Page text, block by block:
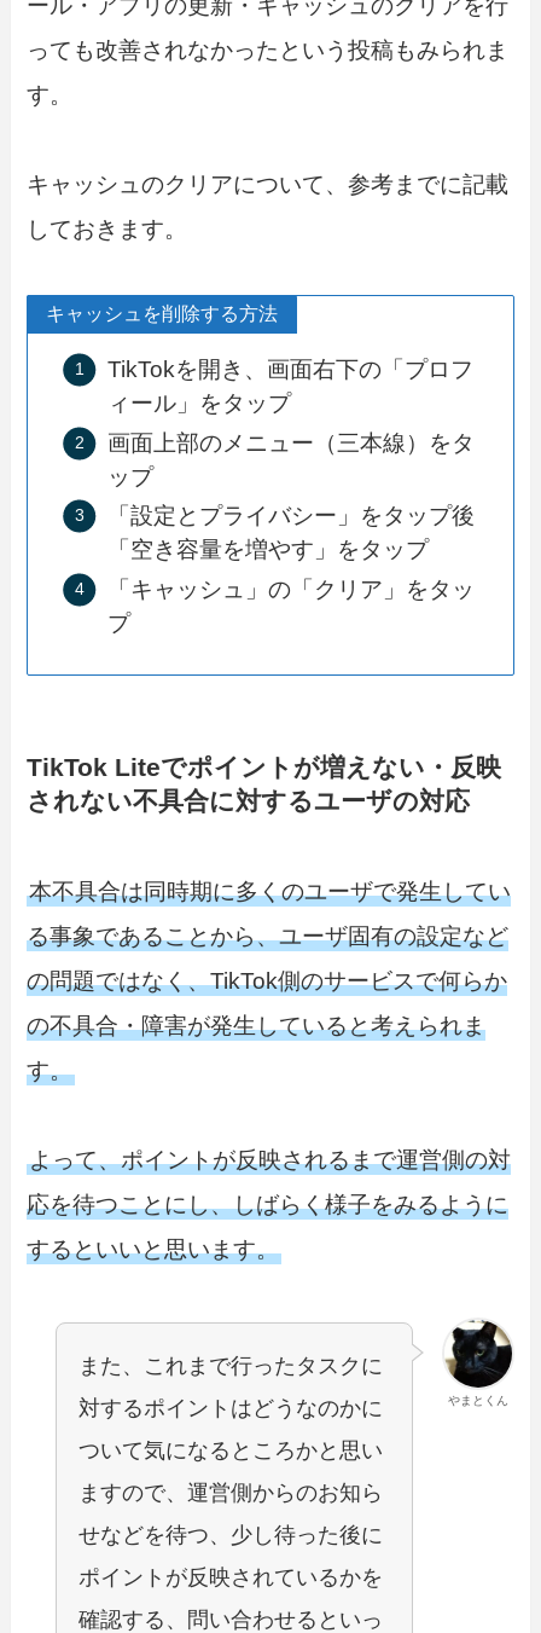
っても改善されなかったという投稿もみられま
す。
キャッシュのクリアについて、参考までに記載
しておきます。
キャッシュを削除する方法
TikTokを開き、画面右下の「プロフ
ィール」をタップ
画面上部のメニュー（三本線）をタ
ップ
「設定とプライバシー」をタップ後
「空き容量を増やす」をタップ
「キャッシュ」の「クリア」をタッ
プ
TikTok Liteでポイントが増えない・反映
されない不具合に対するユーザの対応
本不具合は同時期に多くのユーザで発生してい
る事象であることから、ユーザ固有の設定など
の問題ではなく、TikTok側のサービスで何らか
の不具合・障害が発生していると考えられま
す。
よって、ポイントが反映されるまで運営側の対
応を待つことにし、しばらく様子をみるように
するといいと思います。
やまとくん
また、これまで行ったタスクに
対するポイントはどうなのかに
ついて気になるところかと思い
ますので、運営側からのお知ら
せなどを待つ、少し待った後に
ポイントが反映されているかを
確認する、問い合わせるといっ